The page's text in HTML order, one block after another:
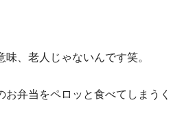
、老人じゃないんです笑。
お弁当をペロッと食べてしまうく